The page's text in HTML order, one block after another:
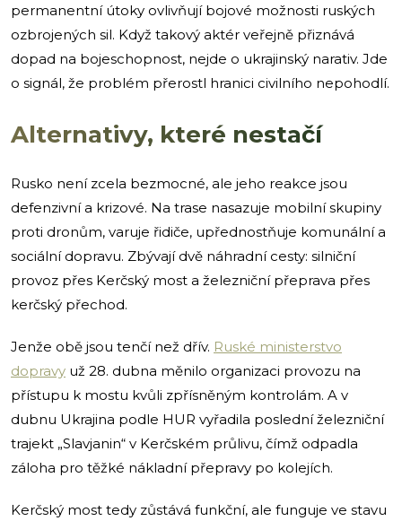
permanentní útoky ovlivňují bojové možnosti ruských
ozbrojených sil. Když takový aktér veřejně přiznává
dopad na bojeschopnost, nejde o ukrajinský narativ. Jde
o signál, že problém přerostl hranici civilního nepohodlí.
Alternativy, které nestačí
Rusko není zcela bezmocné, ale jeho reakce jsou
defenzivní a krizové. Na trase nasazuje mobilní skupiny
proti dronům, varuje řidiče, upřednostňuje komunální a
sociální dopravu. Zbývají dvě náhradní cesty: silniční
provoz přes Kerčský most a železniční přeprava přes
kerčský přechod.
Jenže obě jsou tenčí než dřív. Ruské ministerstvo
dopravy už 28. dubna měnilo organizaci provozu na
přístupu k mostu kvůli zpřísněným kontrolám. A v
dubnu Ukrajina podle HUR vyřadila poslední železniční
trajekt „Slavjanin“ v Kerčském průlivu, čímž odpadla
záloha pro těžké nákladní přepravy po kolejích.
Kerčský most tedy zůstává funkční, ale funguje ve stavu